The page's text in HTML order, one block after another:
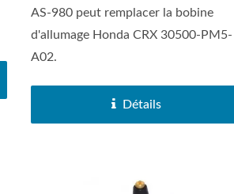
AS-980 peut remplacer la bobine
d'allumage Honda CRX 30500-PM5-
A02.
Détails